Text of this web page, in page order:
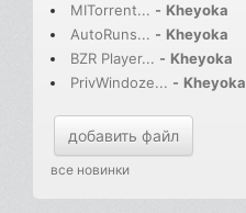
MITorrent... - Kheyoka
AutoRuns... - Kheyoka
BZR Player... - Kheyoka
PrivWindoze... - Kheyoka
добавить файл
все новинки